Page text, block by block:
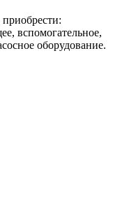
вспомогательное,
оборудование.